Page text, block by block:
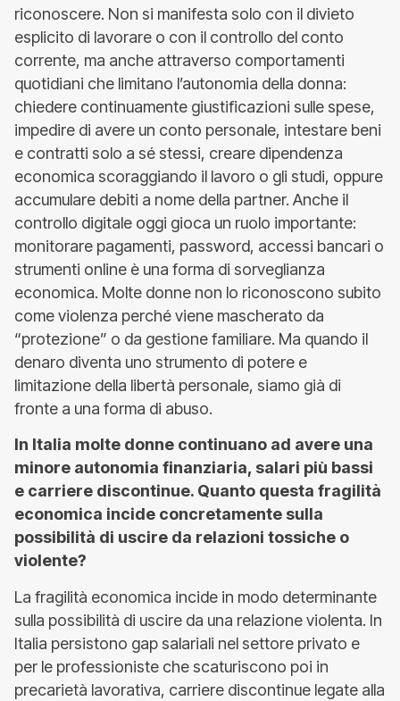
riconoscere. Non si manifesta solo con il divieto
esplicito di lavorare o con il controllo del conto
corrente, ma anche attraverso comportamenti
quotidiani che limitano l’autonomia della donna:
chiedere continuamente giustificazioni sulle spese,
impedire di avere un conto personale, intestare beni
e contratti solo a sé stessi, creare dipendenza
economica scoraggiando il lavoro o gli studi, oppure
accumulare debiti a nome della partner. Anche il
controllo digitale oggi gioca un ruolo importante:
monitorare pagamenti, password, accessi bancari o
strumenti online è una forma di sorveglianza
economica. Molte donne non lo riconoscono subito
come violenza perché viene mascherato da
“protezione” o da gestione familiare. Ma quando il
denaro diventa uno strumento di potere e
limitazione della libertà personale, siamo già di
fronte a una forma di abuso.
In Italia molte donne continuano ad avere una
minore autonomia finanziaria, salari più bassi
e carriere discontinue. Quanto questa fragilità
economica incide concretamente sulla
possibilità di uscire da relazioni tossiche o
violente?
La fragilità economica incide in modo determinante
sulla possibilità di uscire da una relazione violenta. In
Italia persistono gap salariali nel settore privato e
per le professioniste che scaturiscono poi in
precarietà lavorativa, carriere discontinue legate alla